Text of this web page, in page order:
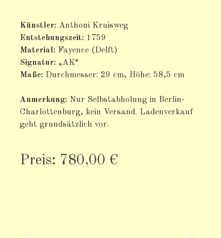
Künstler: Anthoni Kruisweg
Entstehungszeit: 1759
Material: Fayence (Delft)
Signatur: „AK“
Maße: Durchmesser: 29 cm, Höhe: 58,5 cm
Anmerkung: Nur Selbstabholung in Berlin-
Charlottenburg, kein Versand. Ladenverkauf
geht grundsätzlich vor.
Preis: 780,00 €